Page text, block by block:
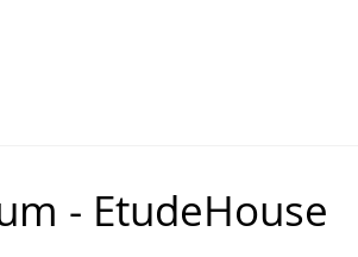
- EtudeHouse